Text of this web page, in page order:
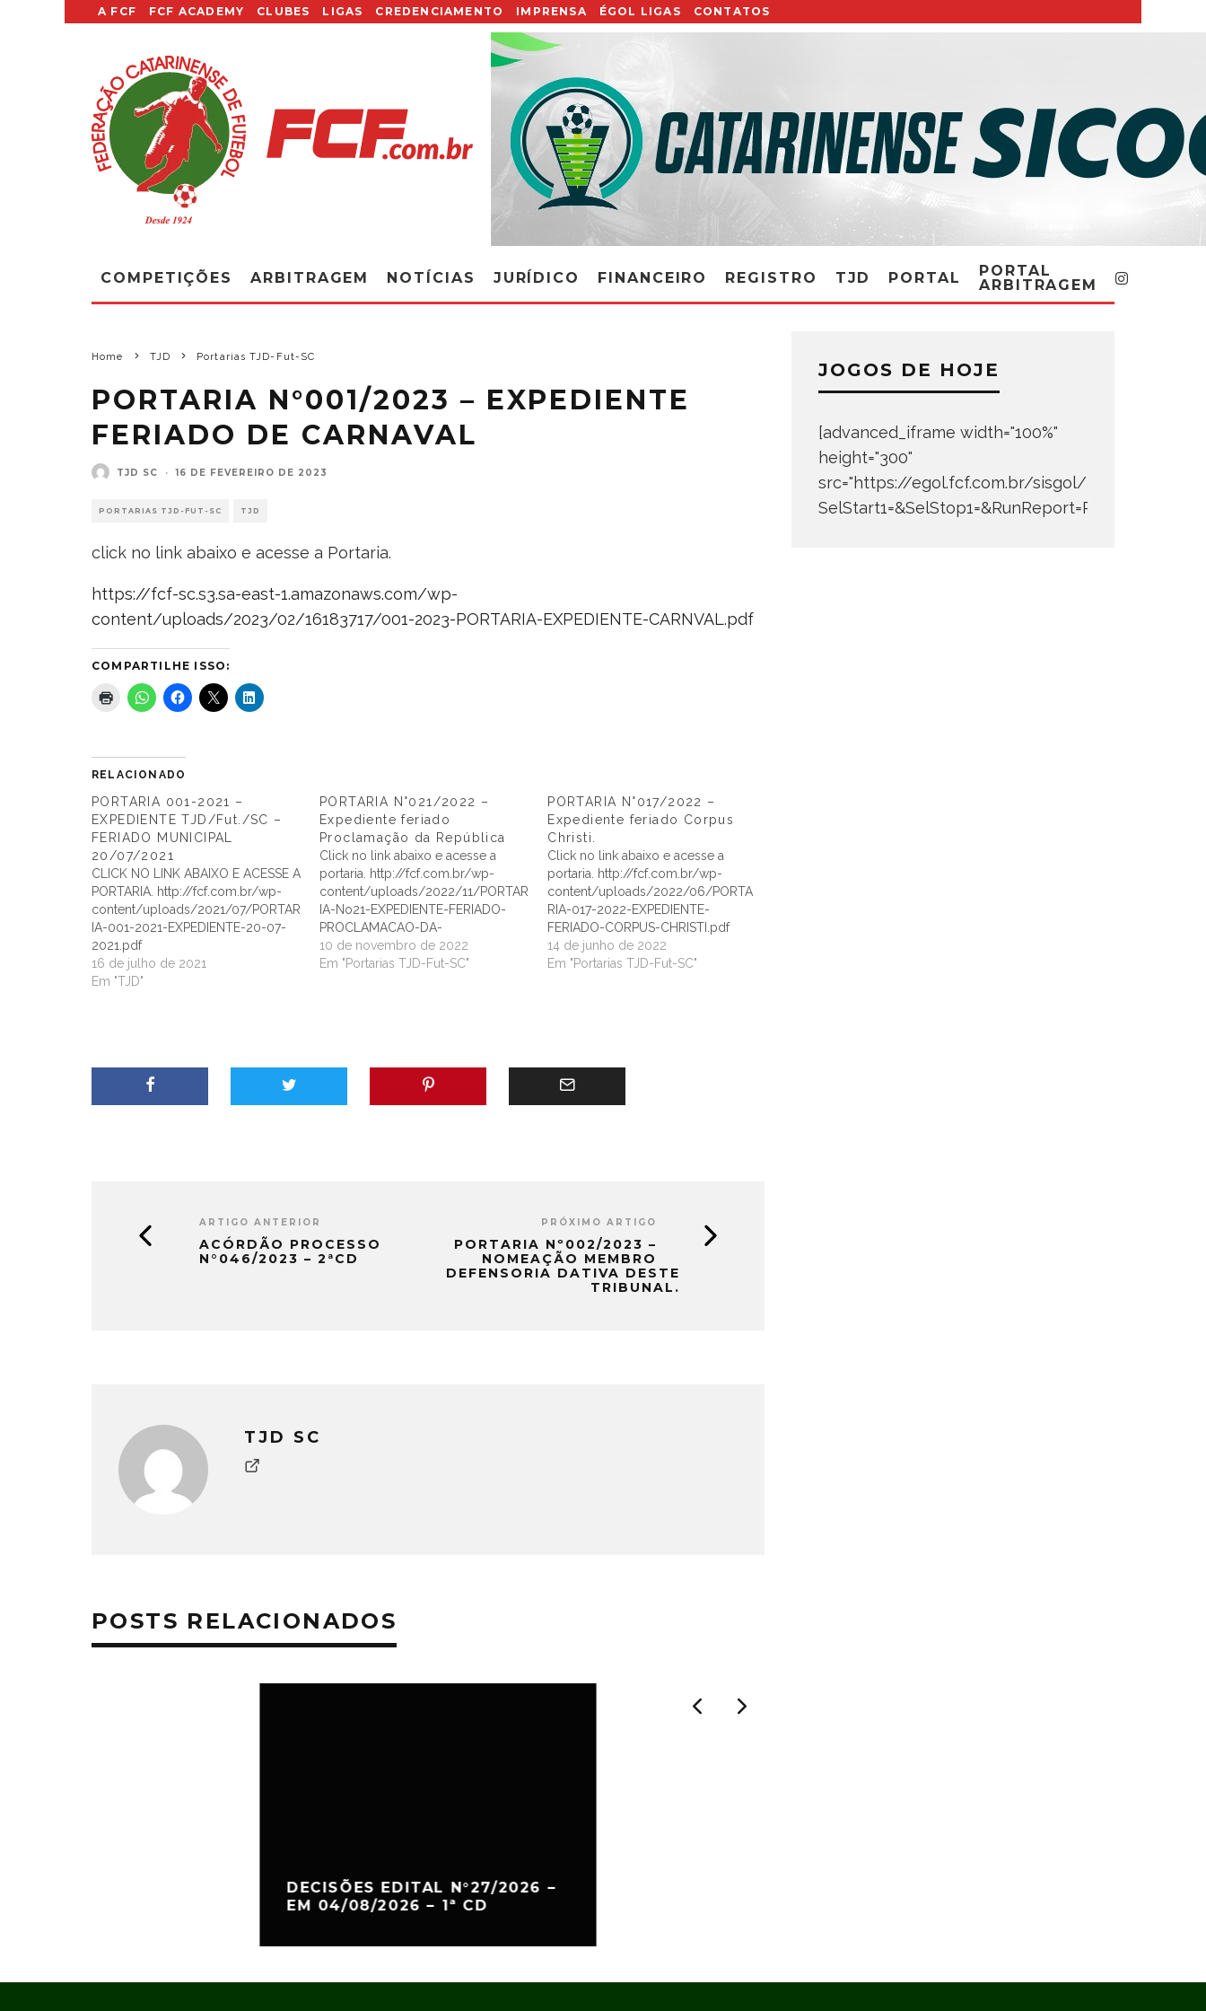
A FCF FCF ACADEMY CLUBES LIGAS CREDENCIAMENTO IMPRENSA ÉGOL LIGAS CONTATOS
COMPETIÇÕES ARBITRAGEM NOTÍCIAS JURÍDICO FINANCEIRO REGISTRO TJD PORTAL
PORTAL
ARBITRAGEM
Home TJD Portarias TJD-Fut-SC
PORTARIA N°001/2023 – EXPEDIENTE
FERIADO DE CARNAVAL
TJD SC · 16 DE FEVEREIRO DE 2023
PORTARIAS TJD-FUT-SC TJD
click no link abaixo e acesse a Portaria.
https://fcf-sc.s3.sa-east-1.amazonaws.com/wp-
content/uploads/2023/02/16183717/001-2023-PORTARIA-EXPEDIENTE-CARNVAL.pdf
COMPARTILHE ISSO:
RELACIONADO
PORTARIA 001-2021 –
EXPEDIENTE TJD/Fut./SC –
FERIADO MUNICIPAL
20/07/2021
CLICK NO LINK ABAIXO E ACESSE A
PORTARIA. http://fcf.com.br/wp-
content/uploads/2021/07/PORTAR
IA-001-2021-EXPEDIENTE-20-07-
2021.pdf
16 de julho de 2021
Em "TJD"
PORTARIA N°021/2022 –
Expediente feriado
Proclamação da República
Click no link abaixo e acesse a
portaria. http://fcf.com.br/wp-
content/uploads/2022/11/PORTAR
IA-No21-EXPEDIENTE-FERIADO-
PROCLAMACAO-DA-
REPUBLICA.pdf
10 de novembro de 2022
Em "Portarias TJD-Fut-SC"
PORTARIA N°017/2022 –
Expediente feriado Corpus
Christi.
Click no link abaixo e acesse a
portaria. http://fcf.com.br/wp-
content/uploads/2022/06/PORTA
RIA-017-2022-EXPEDIENTE-
FERIADO-CORPUS-CHRISTI.pdf
14 de junho de 2022
Em "Portarias TJD-Fut-SC"
ARTIGO ANTERIOR
ACÓRDÃO PROCESSO
N°046/2023 – 2ªCD
PRÓXIMO ARTIGO
PORTARIA Nº002/2023 –
NOMEAÇÃO MEMBRO
DEFENSORIA DATIVA DESTE
TRIBUNAL.
TJD SC
POSTS RELACIONADOS
DECISÕES EDITAL N°27/2026 –
EM 04/08/2026 – 1ª CD
JOGOS DE HOJE
[advanced_iframe width="100%"
height="300"
src="https://egol.fcf.com.br/sisgol/
SelStart1=&SelStop1=&RunReport=Run+Report"]